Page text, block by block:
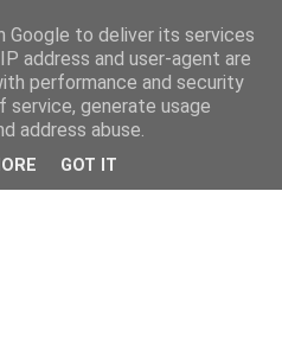
Google to deliver its services
address and user-agent are
performance and security
generate usage
address abuse.
GOT IT